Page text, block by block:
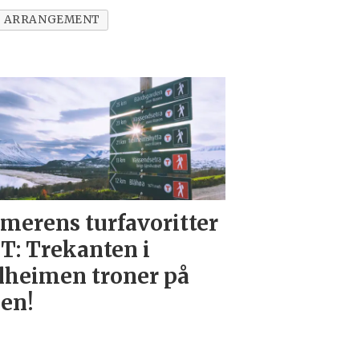
ARRANGEMENT
turfavoritter
Trekanten i
troner på